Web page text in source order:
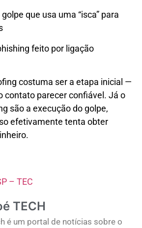
que usa uma “isca” para
feito por ligação
costuma ser a etapa inicial —
contato parecer confiável. Já o
são a execução do golpe,
efetivamente tenta obter
– TEC
TECH
é um portal de notícias sobre o